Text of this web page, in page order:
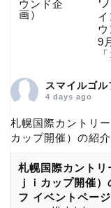
9
スマイルゴル
4 days ago
札幌国際カントリ
カップ開催）の紹介
札幌国際カントリ
ｊｉカップ開催
フ イベントページ